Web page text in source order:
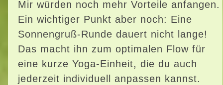
Mir würden noch mehr Vorteile anfangen.
Ein wichtiger Punkt aber noch: Eine
Sonnengruß-Runde dauert nicht lange!
Das macht ihn zum optimalen Flow für
eine kurze Yoga-Einheit, die du auch
jederzeit individuell anpassen kannst.